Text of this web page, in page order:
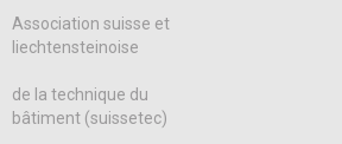
Association suisse et
liechtensteinoise
de la technique du
bâtiment (suissetec)